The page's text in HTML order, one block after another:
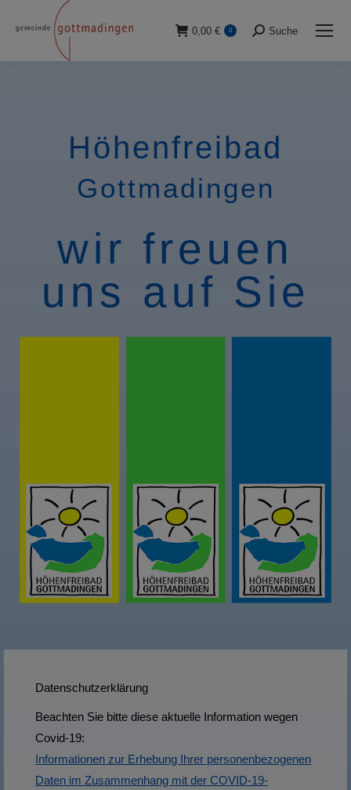
0,00 € 0 Suche:
Suche
Höhenfreibad
Gottmadingen
wir freuen
uns auf Sie
Datenschutzerklärung
Beachten Sie bitte diese aktuelle Information wegen
Covid-19:
Informationen zur Erhebung Ihrer personenbezogenen
Daten im Zusammenhang mit der COVID-19-